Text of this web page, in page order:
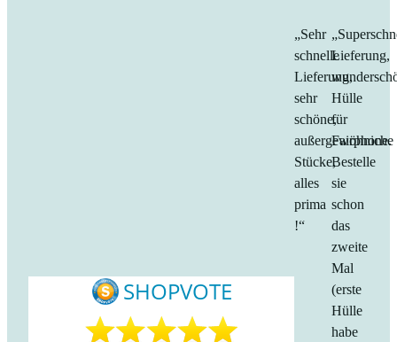
„Sehr
schnelle
Lieferung,
sehr
schöne,
außergewöhniche
Stücke,
alles
prima
!“
Lieferung,
Hülle
für
Fairphone.
Bestelle
sie
schon
das
zweite
Mal
(erste
Hülle
habe